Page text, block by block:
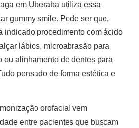
em Uberaba utiliza essa
gummy smile. Pode ser que,
indicado procedimento com ácido
lábios, microabrasão para
ou alinhamento de dentes para
pensado de forma estética e
orofacial vem
entre pacientes que buscam